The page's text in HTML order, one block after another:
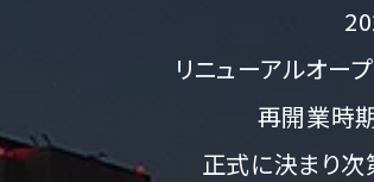
リニューアルオー
再開業時
正式に決まり次